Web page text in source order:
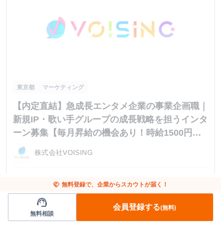
東京都 マーケティング
【内定直結】急成長エンタメ企業の事業企画職｜
新規IP・歌い手グループの成長戦略を担うインタ
ーン募集【毎月昇給の機会あり！時給1500円〜
／月収30万以上可】
株式会社VOISING
的なオファー金額が調整（上振れ・下振れ）されることがご
ざいます。 ご経験や専門スキル（動画編集・デザイン）を
もとに最終的な報酬を決定いたします。 ※インターン期間
中の貢献度や成果に応じて、昇給の機会があります。 ※交
来社面接の際にご案内します。
週5日〜 / 週40時間〜
handshake 無料登録で、企業からスカウトが届く！
support_agent
無料相談
会員登録する(無料)